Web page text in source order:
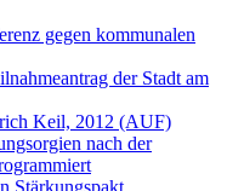
gegen kommunalen
der Stadt am
Keil, 2012 (AUF)
nach der
Stärkungspakt